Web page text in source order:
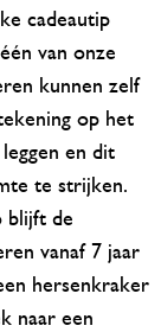
cadeautip
van onze
kunnen zelf
op het
en dit
te strijken.
blijft de
vanaf 7 jaar
hersenkraker
naar een